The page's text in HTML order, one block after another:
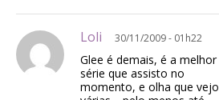
Loli 30/11/2009 - 01h22
Glee é demais, é a melhor
série que assisto no
momento, e olha que vejo